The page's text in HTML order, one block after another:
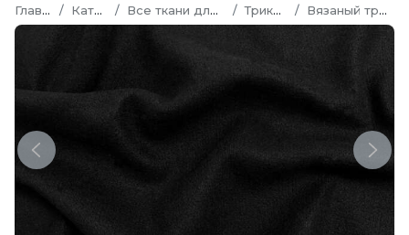
Главная Каталог Все ткани для шитья Трикотаж Вязаный трикотаж
Previous Next